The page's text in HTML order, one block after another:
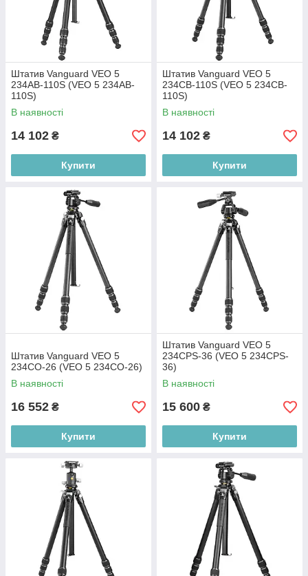
Штатив Vanguard VEO 5
234AB-110S (VEO 5 234AB-
110S)
В наявності
14 102 ₴
Купити
Штатив Vanguard VEO 5
234CB-110S (VEO 5 234CB-
110S)
В наявності
14 102 ₴
Купити
Штатив Vanguard VEO 5
234CO-26 (VEO 5 234CO-26)
В наявності
16 552 ₴
Купити
Штатив Vanguard VEO 5
234CPS-36 (VEO 5 234CPS-
36)
В наявності
15 600 ₴
Купити